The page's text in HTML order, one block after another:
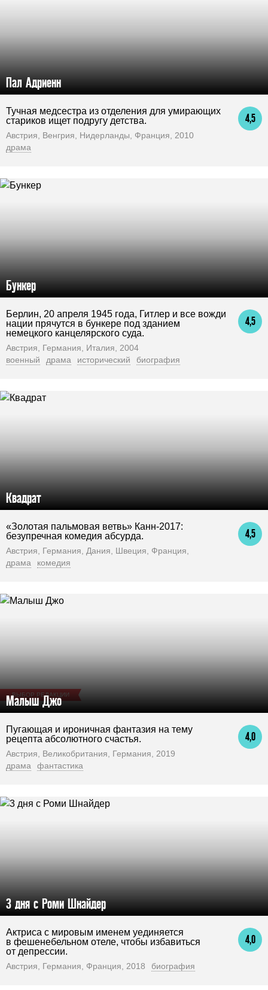
Пал Адриенн
4,5
Тучная медсестра из отделения для умирающих
стариков ищет подругу детства.
Австрия, Венгрия, Нидерланды, Франция, 2010
драма
Бункер
4,5
Берлин, 20 апреля 1945 года, Гитлер и все вожди
нации прячутся в бункере под зданием
немецкого канцелярского суда.
Австрия, Германия, Италия, 2004
военный
драма исторический биография
Квадрат
4,5
«Золотая пальмовая ветвь» Канн-2017:
безупречная комедия абсурда.
Австрия, Германия, Дания, Швеция, Франция,
драма
комедия
ВЫБОР РЕДАКЦИИ
Малыш Джо
4,0
Пугающая и ироничная фантазия на тему
рецепта абсолютного счастья.
Австрия, Великобритания, Германия, 2019
драма
фантастика
3 дня с Роми Шнайдер
4,0
Актриса с мировым именем уединяется
в фешенебельном отеле, чтобы избавиться
от депрессии.
Австрия, Германия, Франция, 2018 биография